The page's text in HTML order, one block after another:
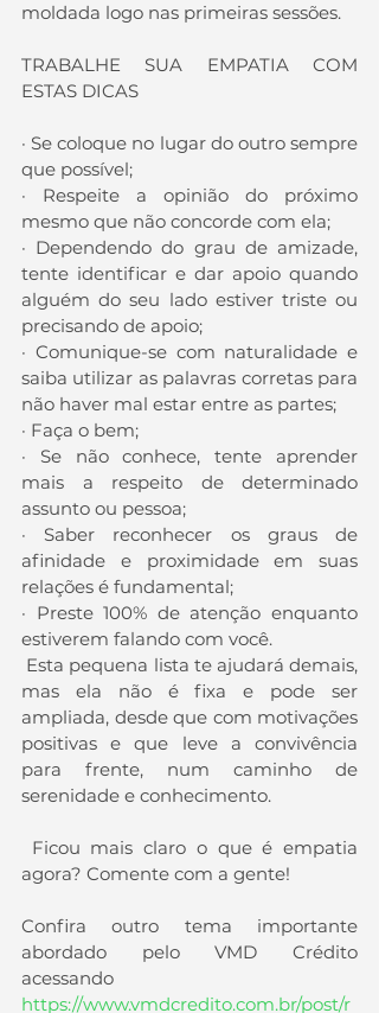
moldada logo nas primeiras sessões.
TRABALHE SUA EMPATIA COM
ESTAS DICAS
· Se coloque no lugar do outro sempre
que possível;
· Respeite a opinião do próximo
mesmo que não concorde com ela;
· Dependendo do grau de amizade,
tente identificar e dar apoio quando
alguém do seu lado estiver triste ou
precisando de apoio;
· Comunique-se com naturalidade e
saiba utilizar as palavras corretas para
não haver mal estar entre as partes;
· Faça o bem;
· Se não conhece, tente aprender
mais a respeito de determinado
assunto ou pessoa;
· Saber reconhecer os graus de
afinidade e proximidade em suas
relações é fundamental;
· Preste 100% de atenção enquanto
estiverem falando com você.
mas ela não é fixa e pode ser
ampliada, desde que com motivações
positivas e que leve a convivência
para frente, num caminho de
serenidade e conhecimento.
agora? Comente com a gente!
Confira outro tema importante
abordado pelo VMD Crédito
https://www.vmdcredito.com.br/post/r